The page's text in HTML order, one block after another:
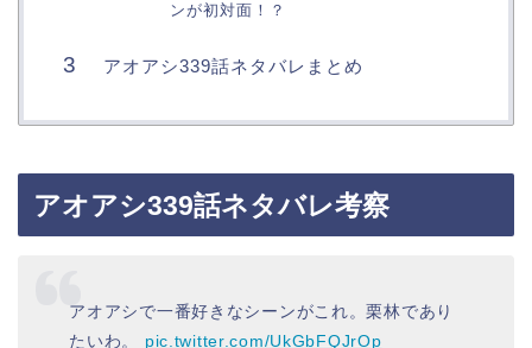
ンが初対面！？
アオアシ339話ネタバレまとめ
アオアシ339話ネタバレ考察
アオアシで一番好きなシーンがこれ。栗林であり
たいわ。 pic.twitter.com/UkGbFQJrOp